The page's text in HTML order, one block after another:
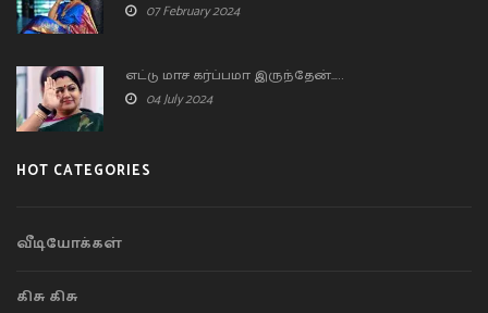
07 February 2024
எட்டு மாச கர்ப்பமா இருந்தேன்…..
04 July 2024
HOT CATEGORIES
வீடியோக்கள்
கிசு கிசு